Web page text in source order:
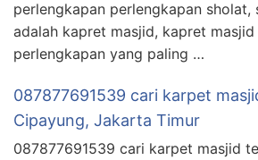
perlengkapan perlengkapan sholat,
adalah kapret masjid, kapret
perlengkapan yang paling …
087877691539 cari karpet
Cipayung, Jakarta Timur
087877691539 cari karpet masjid